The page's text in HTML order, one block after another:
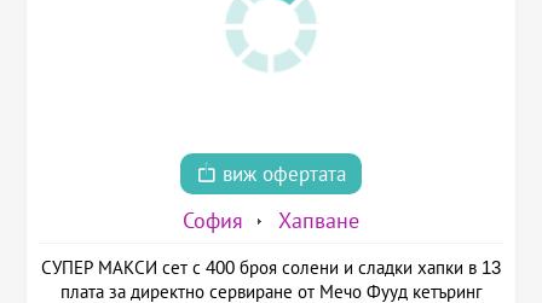
виж офертата
София Хапване
СУПЕР МАКСИ сет с 400 броя солени и сладки хапки в 13
плата за директно сервиране от Мечо Фууд кетъринг